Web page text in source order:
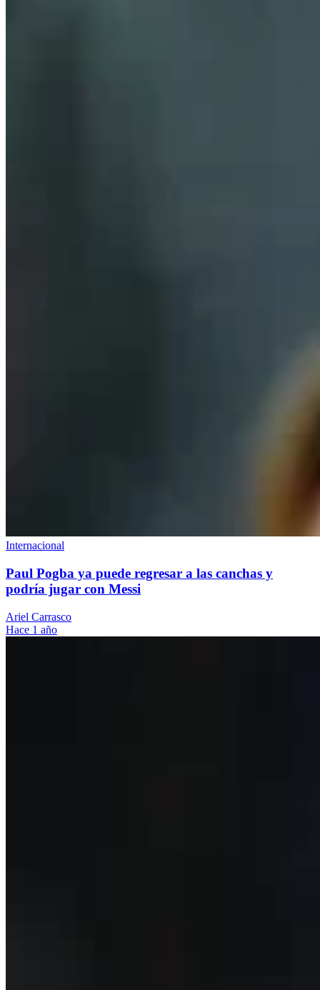
Internacional
Paul Pogba ya puede regresar a las canchas y
podría jugar con Messi
Ariel Carrasco
Hace 1 año